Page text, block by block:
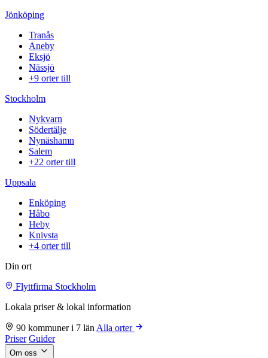
Jönköping
Tranås
Aneby
Eksjö
Nässjö
+9 orter till
Stockholm
Nykvarn
Södertälje
Nynäshamn
Salem
+22 orter till
Uppsala
Enköping
Håbo
Heby
Knivsta
+4 orter till
Din ort
Flyttfirma Stockholm
Lokala priser & lokal information
90 kommuner i 7 län Alla orter
Priser Guider
Om oss